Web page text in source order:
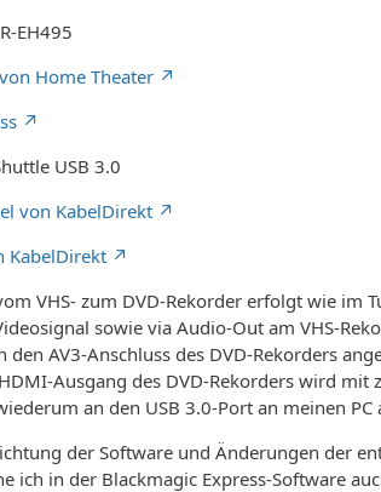
EH495
Home Theater
USB 3.0
von KabelDirekt
KabelDirekt
VHS- zum DVD-Rekorder erfolgt wie im
sowie via Audio-Out am VHS-
AV3-Anschluss des DVD-Rekorders
Ausgang des DVD-Rekorders wird
an den USB 3.0-Port an meinen PC
der Software und Änderungen der
ich in der Blackmagic Express-Software